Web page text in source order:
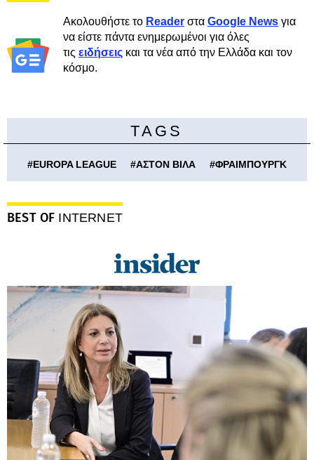
Ακολουθήστε το Reader στα Google News για
να είστε πάντα ενημερωμένοι για όλες
τις ειδήσεις και τα νέα από την Ελλάδα και τον
κόσμο.
TAGS
#EUROPA LEAGUE #ΑΣΤΟΝ ΒΙΛΑ #ΦΡΑΙΜΠΟΥΡΓΚ
BEST OF INTERNET